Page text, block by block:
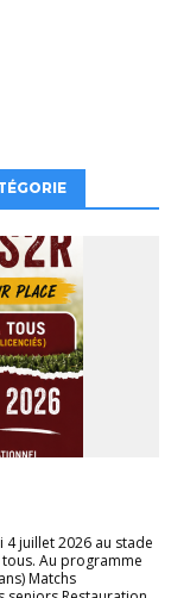
4 juillet 2026 au stade
Au programme
Matchs